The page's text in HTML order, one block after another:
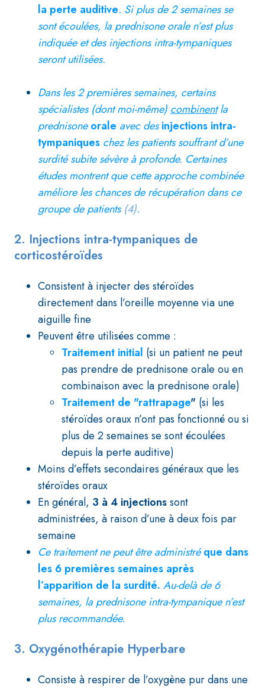
la perte auditive. Si plus de 2 semaines se
sont écoulées, la prednisone orale n’est plus
indiquée et des injections intra-tympaniques
seront utilisées.
Dans les2 premières semaines, certains
spécialistes (dont moi-même) combinentla
prednisoneorale avec desinjections intra-
tympaniques chez les patients souffrant d’une
surdité subite sévère à profonde. Certaines
études montrent que cette approche combinée
améliore les chances de récupération dans ce
groupe de patients (4).
2. Injections intra-tympaniques de
corticostéroïdes
Consistent à injecter des stéroïdes
directement dans l’oreille moyenne via une
aiguille fine
Peuvent être utilisées comme :
Traitement initial (si un patient ne peut
pas prendre de prednisone orale ou en
combinaison avec la prednisone orale)
Traitement de "rattrapage" (si les
stéroïdes oraux n’ont pas fonctionné ou si
plus de 2 semaines se sont écoulées
depuis la perte auditive)
Moins d’effets secondaires généraux que les
stéroïdes oraux
En général, 3 à 4 injectionssont
administrées, à raison d’une à deux fois par
semaine
Ce traitement ne peut être administréque dans
les 6 premières semaines après
l’apparition de la surdité. Au-delà de 6
semaines, la prednisone intra-tympanique n’est
plus recommandée.
3. Oxygénothérapie Hyperbare
Consiste à respirer de l’oxygène pur dans une